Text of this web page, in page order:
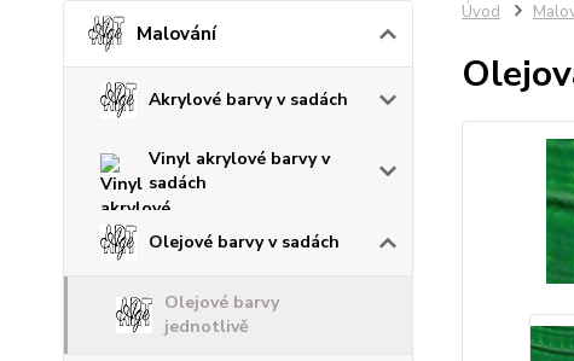
Malování
Akrylové barvy v sadách
Vinyl akrylové barvy v
sadách
Olejové barvy v sadách
Olejové barvy
jednotlivě
Úvod